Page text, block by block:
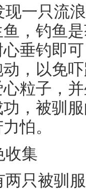
现一只流
，钓鱼
垂钓即
，以免
粒子，
，被驯
怕。
收集
只被驯